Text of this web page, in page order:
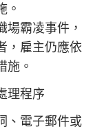
。
場霸凌事件，
，雇主仍應依
施。
程序
電子郵件或